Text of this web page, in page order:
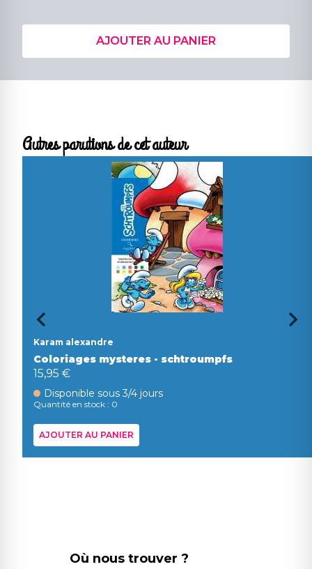
AJOUTER AU PANIER
Autres parutions de cet auteur
Karam alexandre
Coloriages mysteres - schtroumpfs
15,95 €
Disponible sous 3/4 jours
Quantité en stock : 0
AJOUTER AU PANIER
Où nous trouver ?